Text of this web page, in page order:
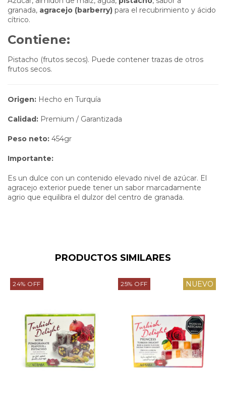
granada, agracejo (barberry) para el recubrimiento y ácido
cítrico.
Contiene:
Pistacho (frutos secos). Puede contener trazas de otros
frutos secos.
Origen: Hecho en Turquía
Calidad: Premium / Garantizada
Peso neto: 454gr
Importante:
Es un dulce con un contenido elevado nivel de azúcar. El
agracejo exterior puede tener un sabor marcadamente
agrio que equilibra el dulzor del centro de granada.
PRODUCTOS SIMILARES
24% OFF 25% OFF NUEVO